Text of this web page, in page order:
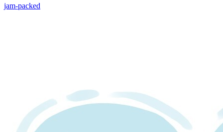
jam-packed